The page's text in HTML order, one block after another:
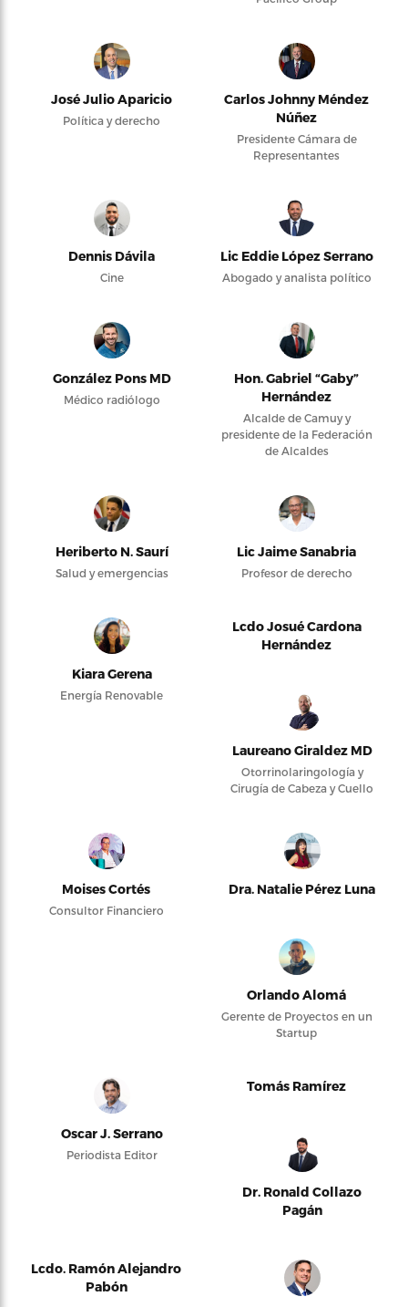
José Julio Aparicio
Política y derecho
Carlos Johnny Méndez
Núñez
Presidente Cámara de
Representantes
Dennis Dávila
Cine
Lic Eddie López Serrano
Abogado y analista político
González Pons MD
Médico radiólogo
Hon. Gabriel “Gaby”
Hernández
Alcalde de Camuy y
presidente de la Federación
de Alcaldes
Heriberto N. Saurí
Salud y emergencias
Lic Jaime Sanabria
Profesor de derecho
Kiara Gerena
Energía Renovable
Lcdo Josué Cardona
Hernández
Laureano Giraldez MD
Otorrinolaringología y
Cirugía de Cabeza y Cuello
Moises Cortés
Consultor Financiero
Dra. Natalie Pérez Luna
Orlando Alomá
Gerente de Proyectos en un
Startup
Oscar J. Serrano
Periodista Editor
Tomás Ramírez
Dr. Ronald Collazo
Pagán
Lcdo. Ramón Alejandro
Pabón